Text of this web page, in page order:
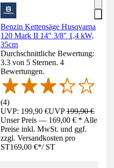
Benzin Kettensäge Husqvarna
120 Mark II 14" 3/8" 1,4 kW,
35cm
Durchschnittliche Bewertung:
3.3 von 5 Sternen. 4
Bewertungen.
(4)
UVP: 199,90 €UVP199,90 €
Unser Preis — 169,00 € * Alle
Preise inkl. MwSt. und ggf.
zzgl. Versandkosten pro
ST169,00 €*/ ST